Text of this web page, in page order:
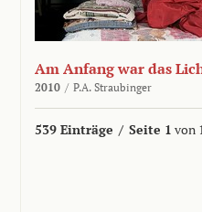
Am Anfang war das
2010 / P.A. Straubinger
539 Einträge / Seite 1 von